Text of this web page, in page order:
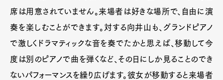
席は用意されていません。来場者は好きな場所で、自由に演
奏を楽しむことができます。対する向井山も、グランドピアノ
で激しくドラマティックな音を奏でたかと思えば、移動して今
度は別のピアノで曲を弾くなど、その日にしか見ることのでき
ないパフォーマンスを繰り広げます。彼女が移動すると来場者